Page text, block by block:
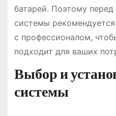
батарей. Поэтому
системы
с профессионалом,
подходит для ваших
Выбор и
системы